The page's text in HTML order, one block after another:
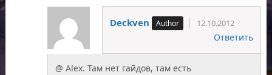
Deckven 12.10.2012
Ответить
@ Alex. Там нет гайдов, там есть